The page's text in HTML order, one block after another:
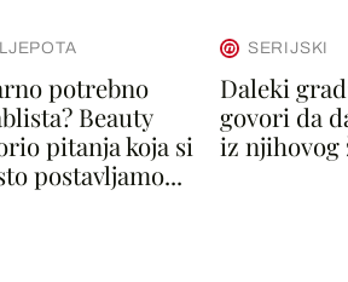
potrebno
Beauty
pitanja koja si
postavljamo...
SERIJSKI
Daleki
govori da
iz njihovog